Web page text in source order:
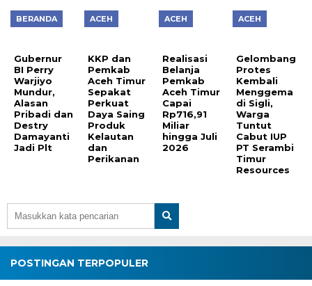
BERANDA
Gubernur
BI Perry
Warjiyo
Mundur,
Alasan
Pribadi dan
Destry
Damayanti
Jadi Plt
ACEH
KKP dan
Pemkab
Aceh Timur
Sepakat
Perkuat
Daya Saing
Produk
Kelautan
dan
Perikanan
ACEH
Realisasi
Belanja
Pemkab
Aceh Timur
Capai
Rp716,91
Miliar
hingga Juli
2026
ACEH
Gelombang
Protes
Kembali
Menggema
di Sigli,
Warga
Tuntut
Cabut IUP
PT Serambi
Timur
Resources
POSTINGAN TERPOPULER